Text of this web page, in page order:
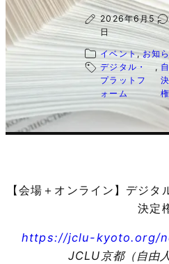
2026年6月5
日
イベント, お知
デジタル・
プラットフ
ォーム
,
権
【会場＋オンライン】デジ
決定
https://jclu-kyoto.org/
JCLU京都（自由